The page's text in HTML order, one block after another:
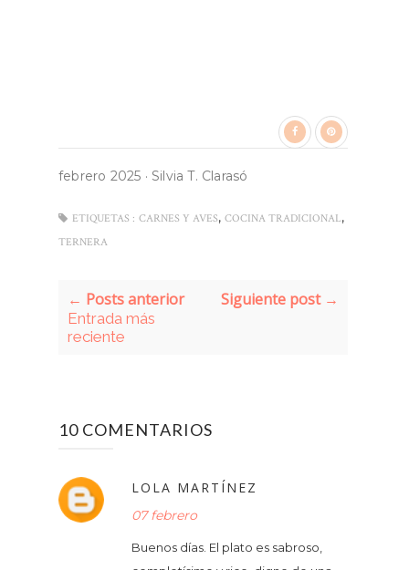
febrero 2025 · Silvia T. Clarasó
ETIQUETAS : CARNES Y AVES, COCINA TRADICIONAL,
TERNERA
← Posts anterior
Entrada más
reciente
Siguiente post →
10 COMENTARIOS
LOLA MARTÍNEZ
07 febrero
Buenos días. El plato es sabroso,